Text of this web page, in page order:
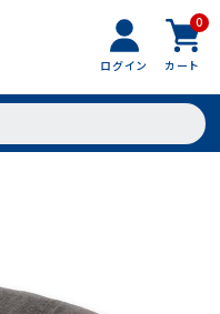
ログイン
0
カート